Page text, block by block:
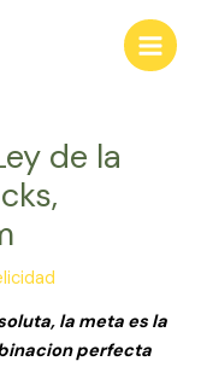
Main
de la
la meta es la
perfecta